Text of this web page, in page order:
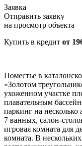
Заявка
Отправить заявку
на просмотр объекта
Купить в кредит от
Поместье в
«Золотом
ухоженном участке
плавательным
паркинг на
7 ванных, салон-
игровая комната для
комната. В